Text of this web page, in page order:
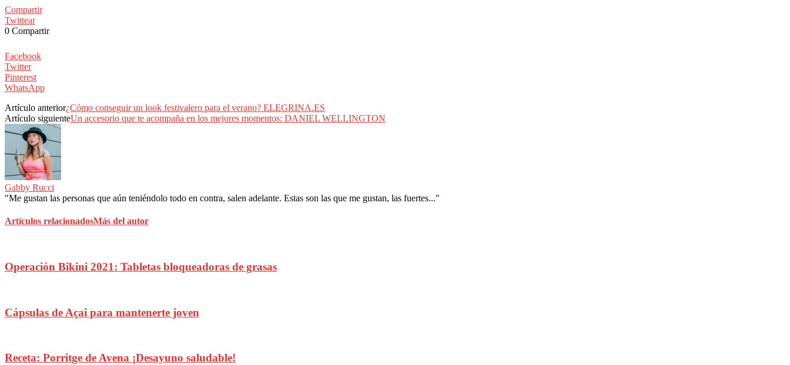
Compartir
Twittear
0 Compartir
Facebook
Twitter
Pinterest
WhatsApp
Artículo anterior¿Cómo conseguir un look festivalero para el verano? ELEGRINA.ES
Artículo siguienteUn accesorio que te acompaña en los mejores momentos: DANIEL WELLINGTON
Gabby Rucci
"Me gustan las personas que aún teniéndolo todo en contra, salen adelante. Estas son las que me gustan, las fuertes..."
Artículos relacionadosMás del autor
Operación Bikini 2021: Tabletas bloqueadoras de grasas
Cápsulas de Açai para mantenerte joven
Receta: Porritge de Avena ¡Desayuno saludable!